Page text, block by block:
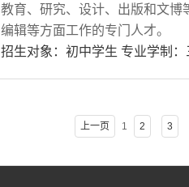
教育、研究、设计、出版和文博
编辑等方面工作的专门人才。
招生对象：初中学生 专业学制
上一页 1 2 3